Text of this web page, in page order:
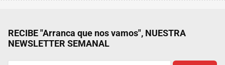
RECIBE "Arranca que nos vamos", NUESTRA
NEWSLETTER SEMANAL